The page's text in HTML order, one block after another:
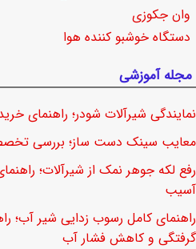
وان جکوزی
دستگاه خوشبو کننده هوا
مجله آموزشی
نمایندگی شیرآلات شودر؛ راهنمای
معایب سینک دست ساز؛ بررسی
رفع لکه جوهر نمک از شیرآلات؛
آسیب
راهنمای کامل رسوب زدایی شیر آب؛
گرفتگی و کاهش فشار آب